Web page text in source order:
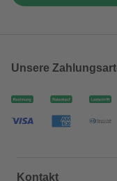
Unsere
Kontakt